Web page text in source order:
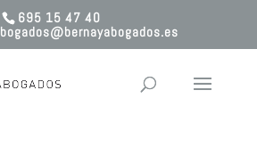
695 15 47 40